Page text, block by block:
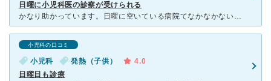
日曜に小児科医の診察が受けられる
かなり助かっています。日曜に空いている病院てなかなかないので。。予防接種も定期のものは予約なしで受けられます。看護師さんも親切でインテーク？みたいなのをしてくれるし、一緒に母子手帳を確認して予防接種の
小児科の口コミ
小児科 発熱（子供）
4.0
日曜日も診療